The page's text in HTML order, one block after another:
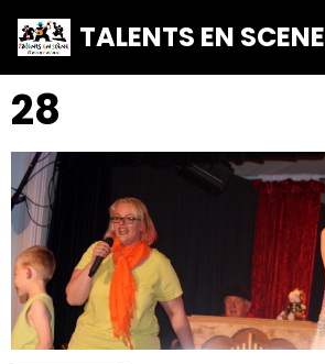
TALENTS EN SCENE
28